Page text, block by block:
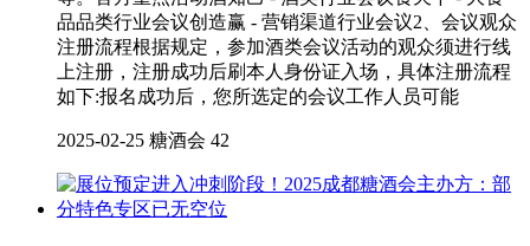
品品类行业会议创造赢 - 营销渠道行业会议2、会议观众
注册流程根据规定，参加酒类会议活动的观众须进行线
上注册，注册成功后刷本人身份证入场，具体注册流程
如下:报名成功后，您所选定的会议工作人员可能
2025-02-25 糖酒会 42